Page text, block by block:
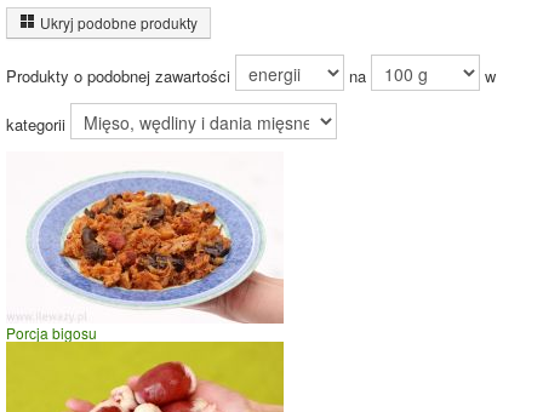
tłuszczów (28%)
72%
Czas potrzebny na spalenie porcji ze zdjęcia
wadze70kg -zobacz dla swojej wagi
jazda na rowerze
szybki taniec,trucht
prasowanie
prowadzenie samochodu
Ukryj podobne produkty
Produkty o podobnej zawartości na w
kategorii
Porcja bigosu